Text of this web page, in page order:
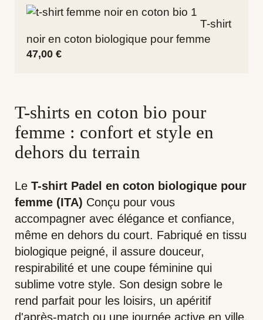
T-shirt
noir en coton biologique pour femme
47,00 €
T-shirts en coton bio pour
femme : confort et style en
dehors du terrain
Le T-shirt Padel en coton biologique pour
femme (ITA) Conçu pour vous
accompagner avec élégance et confiance,
même en dehors du court. Fabriqué en tissu
biologique peigné, il assure douceur,
respirabilité et une coupe féminine qui
sublime votre style. Son design sobre le
rend parfait pour les loisirs, un apéritif
d'après-match ou une journée active en ville.